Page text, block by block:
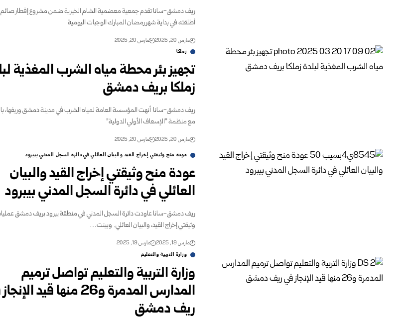
ريف دمشق-سانا تقدم جمعية معضمية الشام الخيرية ضمن مشروع إفطار صائم
أطلقته ‏في بداية شهر رمضان المبارك الوجبات اليومية
مارس 20, 2025 مارس 20, 2025
زملكا
تجهيز بئر محطة مياه الشرب المغذية
زملكا بريف دمشق
ريف دمشق-سانا ‏ أنهت المؤسسة العامة لمياه الشرب في مدينة دمشق وريفها،
مع ‏منظمة "الإسعاف الأولي الدولية"
مارس 20, 2025 مارس 20, 2025
عودة منح وثيقتي إخراج القيد والبيان العائلي في دائرة السجل المدني بيبرود
عودة منح وثيقتي إخراج القيد والبيان
العائلي في دائرة السجل المدني بيبرود
ريف دمشق-سانا عاودت دائرة السجل المدني في منطقة يبرود بريف دمشق
وثيقتي إخراج ‏القيد، والبيان العائلي. ‏ وبينت…
مارس 19, 2025 مارس 19, 2025
وزارة التربية والتعليم
وزارة التربية والتعليم تواصل ترميم
المدارس المدمرة و26 منها قيد
ريف دمشق